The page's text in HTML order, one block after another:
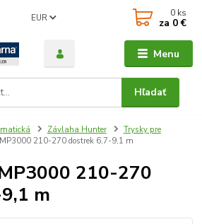
Menu
EUR
Hľadať
0 ks
za 0 €
Závlaha Hunter
Trysky pre
210-270 dostrek 6,7-9,1 m
210-270
m